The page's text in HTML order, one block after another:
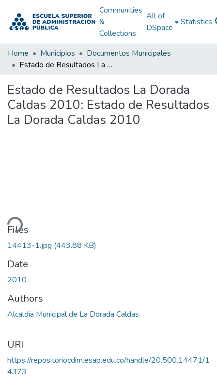
Communities
&
Collections
All of
DSpace
Statistics
Home Municipios
Documentos Municipales
Estado de Resultados La Dorada Caldas 2010: Estado de Resultados La Dorada Caldas 2010
Estado de Resultados La Dorada
Caldas 2010: Estado de Resultados
La Dorada Caldas 2010
Files
14413-1.jpg (443.88 KB)
Date
2010
Authors
Alcaldía Municipal de La Dorada Caldas
URI
https://repositoriocdim.esap.edu.co/handle/20.500.14471/1
4373